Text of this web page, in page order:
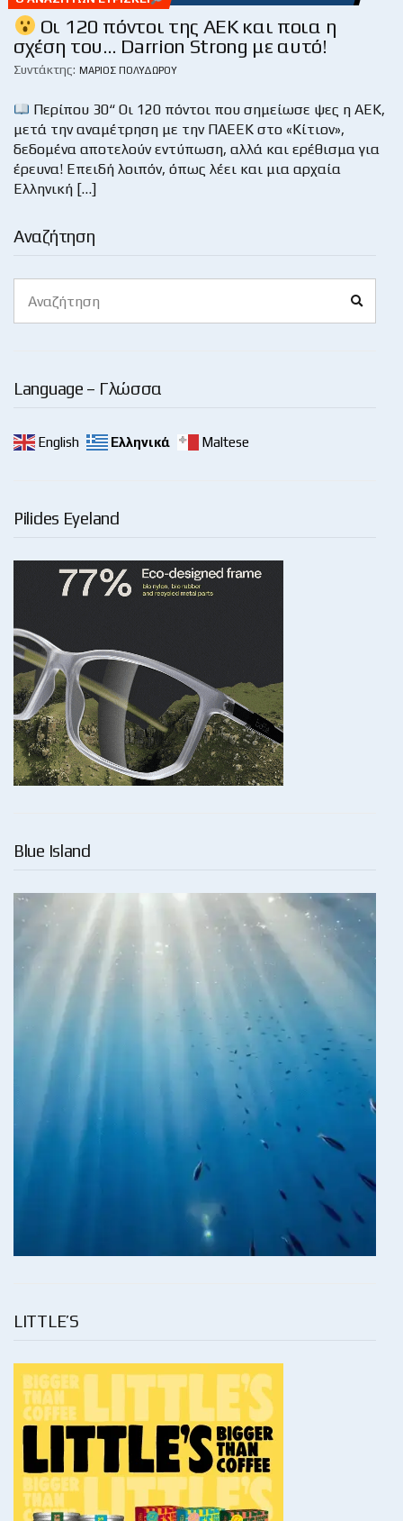
Αναζήτηση
for:
Language – Γλώσσα
English Ελληνικά Maltese
Pilides Eyeland
Blue Island
LITTLE’S
Οι 120 πόντοι της ΑΕΚ και ποια η
σχέση του… Darrion Strong με αυτό!
Συντάκτης: ΜΆΡΙΟΣ ΠΟΛΥΔΏΡΟΥ
Περίπου 30“ Οι 120 πόντοι που σημείωσε ψες η ΑΕΚ,
μετά την αναμέτρηση με την ΠΑΕΕΚ στο «Κίτιον»,
δεδομένα αποτελούν εντύπωση, αλλά και ερέθισμα για
έρευνα! Επειδή λοιπόν, όπως λέει και μια αρχαία
Ελληνική […]